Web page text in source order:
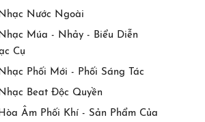
(Tone Nữ)
Noo Phước Thịnh,
Nhạc Nước Ngoài
Nhạc Múa - Nhảy - Biểu Diễn
Cụ
Nhạc Phối Mới - Phối Sáng Tác
Nhạc Beat Độc Quyền
Hòa Âm Phối Khí - Sản Phẩm Của